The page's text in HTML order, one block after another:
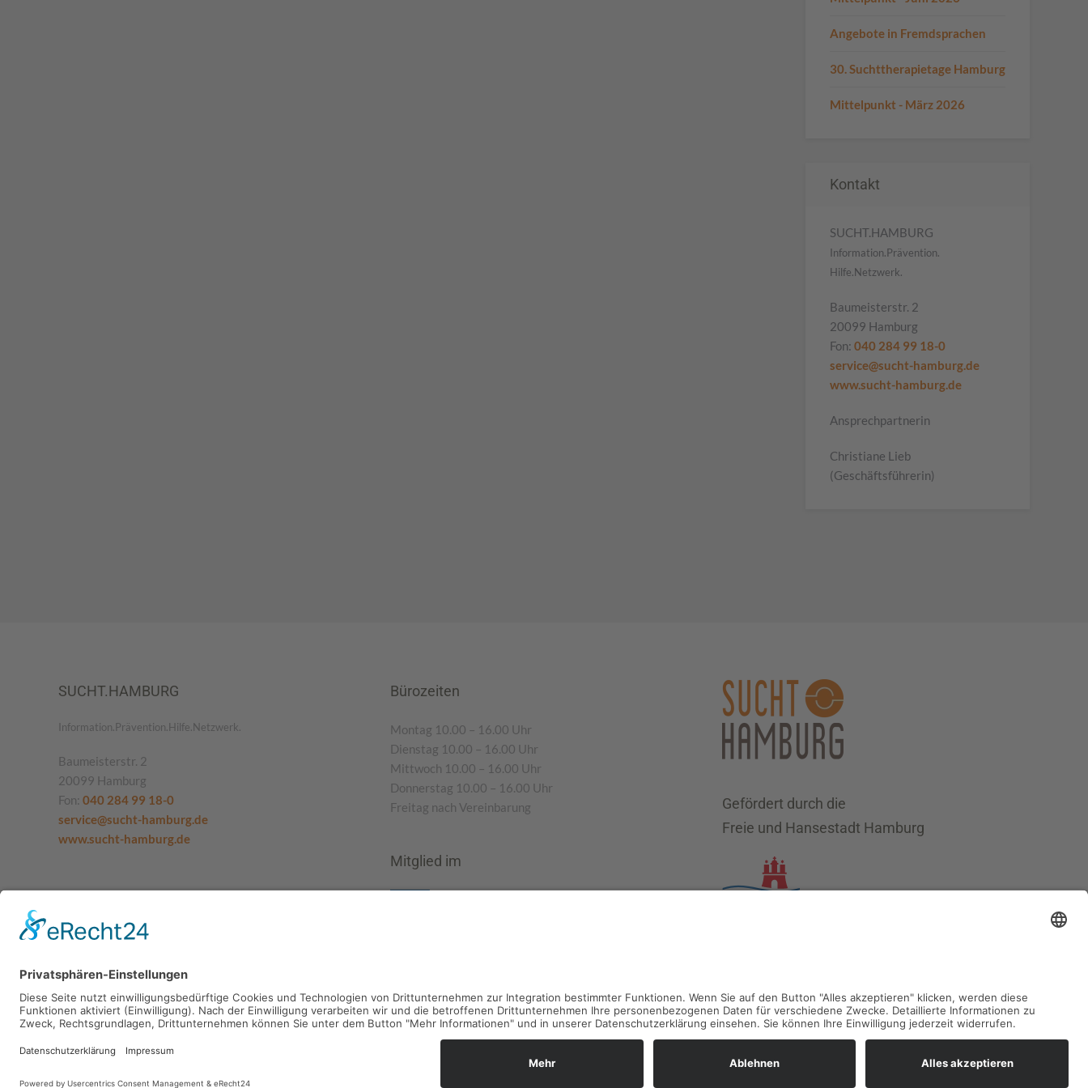
Angebote in Fremdsprachen
30. Suchttherapietage Hamburg
Mittelpunkt - März 2026
Kontakt
SUCHT.HAMBURG
Information.Prävention.
Hilfe.Netzwerk.
Baumeisterstr. 2
20099 Hamburg
Fon: 040 284 99 18-0
service@sucht-hamburg.de
www.sucht-hamburg.de
Ansprechpartnerin
Christiane Lieb
(Geschäftsführerin)
SUCHT.HAMBURG
Information.Prävention.Hilfe.Netzwerk.
Baumeisterstr. 2
20099 Hamburg
Fon: 040 284 99 18-0
service@sucht-hamburg.de
www.sucht-hamburg.de
Bürozeiten
Montag 10.00 – 16.00 Uhr
Dienstag 10.00 – 16.00 Uhr
Mittwoch 10.00 – 16.00 Uhr
Donnerstag 10.00 – 16.00 Uhr
Freitag nach Vereinbarung
Mitglied im
Gefördert durch die
Freie und Hansestadt Hamburg
Impressum